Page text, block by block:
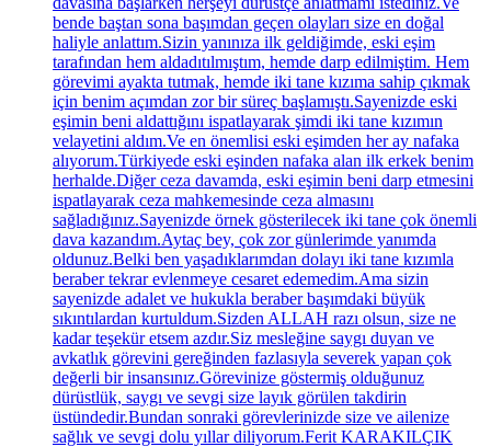
bende baştan sona başımdan geçen olayları size en doğal
haliyle anlattım.Sizin yanınıza ilk geldiğimde, eski eşim
tarafından hem aldadıtılmıştım, hemde darp edilmiştim. Hem
görevimi ayakta tutmak, hemde iki tane kızıma sahip çıkmak
için benim açımdan zor bir süreç başlamıştı.Sayenizde eski
eşimin beni aldattığını ispatlayarak şimdi iki tane kızımın
velayetini aldım.Ve en önemlisi eski eşimden her ay nafaka
alıyorum.Türkiyede eski eşinden nafaka alan ilk erkek benim
herhalde.Diğer ceza davamda, eski eşimin beni darp etmesini
ispatlayarak ceza mahkemesinde ceza almasını
sağladığınız.Sayenizde örnek gösterilecek iki tane çok önemli
dava kazandım.Aytaç bey, çok zor günlerimde yanımda
oldunuz.Belki ben yaşadıklarımdan dolayı iki tane kızımla
beraber tekrar evlenmeye cesaret edemedim.Ama sizin
sayenizde adalet ve hukukla beraber başımdaki büyük
sıkıntılardan kurtuldum.Sizden ALLAH razı olsun, size ne
kadar teşekür etsem azdır.Siz mesleğine saygı duyan ve
avkatlık görevini gereğinden fazlasıyla severek yapan çok
değerli bir insansınız.Görevinize göstermiş olduğunuz
dürüstlük, saygı ve sevgi size layık görülen takdirin
üstündedir.Bundan sonraki görevlerinizde size ve ailenize
sağlık ve sevgi dolu yıllar diliyorum.Ferit KARAKILÇIK